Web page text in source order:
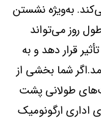
به‌ویژه نشستن
روز می‌تواند
قرار دهد و به
شما بخشی از
طولانی پشت
اداری ارگونومیک